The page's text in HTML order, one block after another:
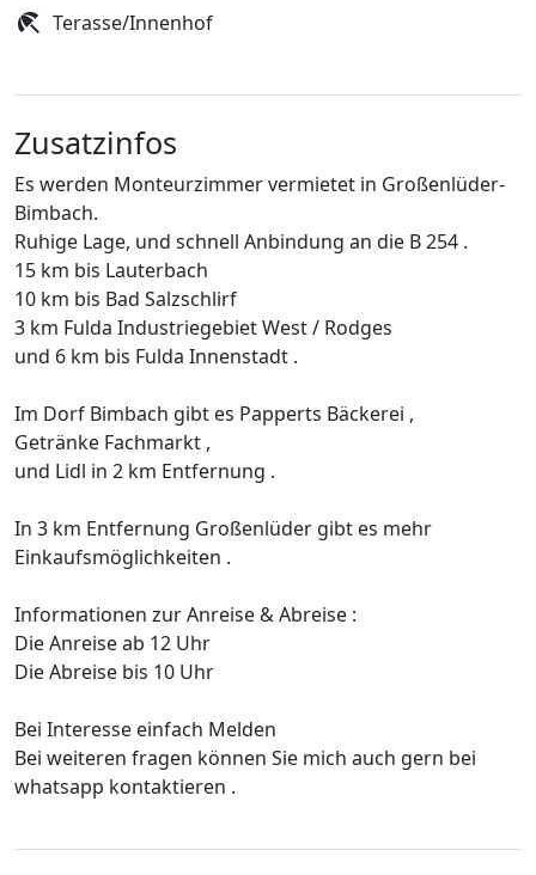
Terasse/Innenhof
Zusatzinfos
Es werden Monteurzimmer vermietet in Großenlüder-
Bimbach.
Ruhige Lage, und schnell Anbindung an die B 254 .
15 km bis Lauterbach
10 km bis Bad Salzschlirf
3 km Fulda Industriegebiet West / Rodges
und 6 km bis Fulda Innenstadt .
Im Dorf Bimbach gibt es Papperts Bäckerei ,
Getränke Fachmarkt ,
und Lidl in 2 km Entfernung .
In 3 km Entfernung Großenlüder gibt es mehr
Einkaufsmöglichkeiten .
Informationen zur Anreise & Abreise :
Die Anreise ab 12 Uhr
Die Abreise bis 10 Uhr
Bei Interesse einfach Melden
Bei weiteren fragen können Sie mich auch gern bei
whatsapp kontaktieren .